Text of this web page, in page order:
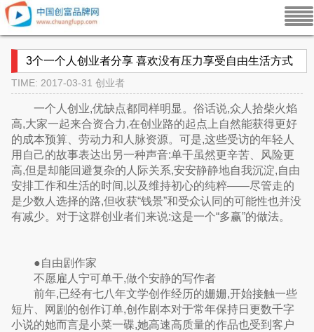
3个一个人创业者分享 喜欢没有压力享受自由生活方式
TIME: 2017-03-31 创业者
一个人创业,优缺点都同样明显。俗话说,众人拾柴火焰
高,大家一起来合资合力,在创业路的起点上自然能获得更好
的成本预算、劳动力和人脉资源。可是,这些受访的年轻人
用自己的故事表达出另一种声音:单干虽然更辛苦、风险更
高,但是却能回避复杂的人际关系,安安静静地自我沉淀,自由
安排工作和生活的时间,以及维持初心的纯粹——尽管走的
是少数人选择的路,但收获“钱景”和受众认同的可能性也并没
有减少。对于这群创业者们来说:这是一个“多赢”的做法。
●自由剧作家
不愿雇人宁可单干,做个安静的写作者
前年,已经有七八年文学创作经历的姗姗,开始接触一些
短片、网剧的创作订单,创作剧本对于常年保持日更数千字
小说的她而言是小菜一碟,她高速高质量的作品也受到客户